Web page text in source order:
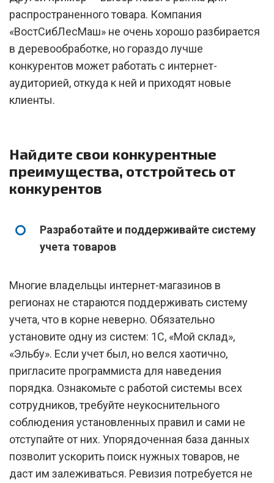
распространенного товара. Компания
«ВостСибЛесМаш» не очень хорошо разбирается
в деревообработке, но гораздо лучше
конкурентов может работать с интернет-
аудиторией, откуда к ней и приходят новые
клиенты.
Найдите свои конкурентные
преимущества, отстройтесь от
конкурентов
Разработайте и поддерживайте систему
учета товаров
Многие владельцы интернет-магазинов в
регионах не стараются поддерживать систему
учета, что в корне неверно. Обязательно
установите одну из систем: 1С, «Мой склад»,
«Эльбу». Если учет был, но велся хаотично,
пригласите программиста для наведения
порядка. Ознакомьте с работой системы всех
сотрудников, требуйте неукоснительного
соблюдения установленных правил и сами не
отступайте от них. Упорядоченная база данных
позволит ускорить поиск нужных товаров, не
даст им залеживаться. Ревизия потребуется не